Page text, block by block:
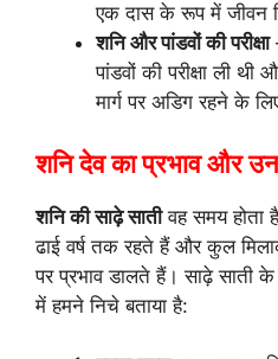
एक दास के रूप में जीवन
शनि और पांडवों की परीक्षा
पांडवों की परीक्षा ली थी
मार्ग पर अडिग रहने के
शनि देव का प्रभाव और
शनि की साढ़े सातीवह समय होता
ढाई वर्ष तक रहते हैं और कुल
पर प्रभाव डालते हैं। साढ़े साती
में हमने निचे बताया है: